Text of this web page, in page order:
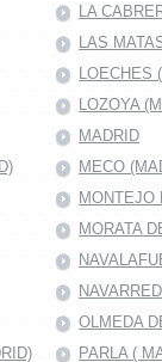
LA
LAS
LOECHES
LOZOYA
MADRID
MECO
MONTEJO
MORATA
OLMEDA
PARLA (